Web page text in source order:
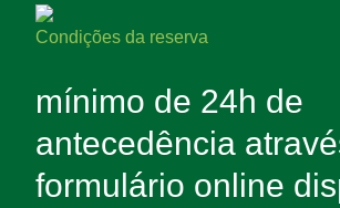
Condições da reserva
mínimo de 24h de
antecedência
formulário online